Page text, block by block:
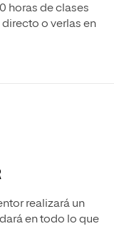
horas de clases
o verlas en
realizará un
en todo lo que